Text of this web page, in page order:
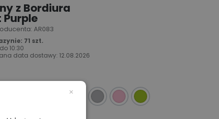
z Bordiura
AR083
71 szt.
10:30
data dostawy: 12.08.2026
×